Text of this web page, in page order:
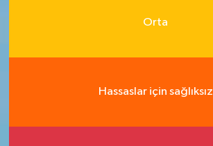
Orta
Hassaslar için sağlıksız